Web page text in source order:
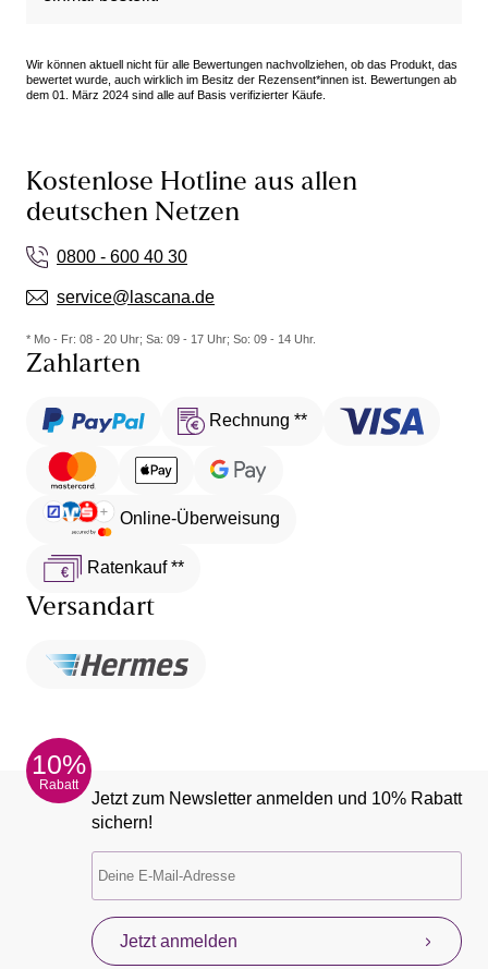
Wir können aktuell nicht für alle Bewertungen nachvollziehen, ob das Produkt, das
bewertet wurde, auch wirklich im Besitz der Rezensent*innen ist. Bewertungen ab
dem 01. März 2024 sind alle auf Basis verifizierter Käufe.
Kostenlose Hotline aus allen
deutschen Netzen
0800 - 600 40 30
service@lascana.de
* Mo - Fr: 08 - 20 Uhr; Sa: 09 - 17 Uhr; So: 09 - 14 Uhr.
Zahlarten
Rechnung **
Online-Überweisung
Ratenkauf **
Versandart
10%
Rabatt
Jetzt zum Newsletter anmelden und 10% Rabatt
sichern!
Jetzt anmelden